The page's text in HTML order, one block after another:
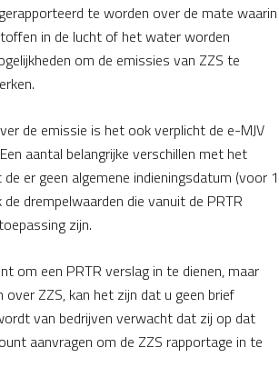
te worden over de mate waarin
in de lucht of het water worden
om de emissies van ZZS te
de emissie is het ook verplicht de e-MJV
aantal belangrijke verschillen met het
er geen algemene indieningsdatum (voor 1
drempelwaarden die vanuit de PRTR
zijn.
om een PRTR verslag in te dienen, maar
ZZS, kan het zijn dat u geen brief
van bedrijven verwacht dat zij op dat
aanvragen om de ZZS rapportage in te